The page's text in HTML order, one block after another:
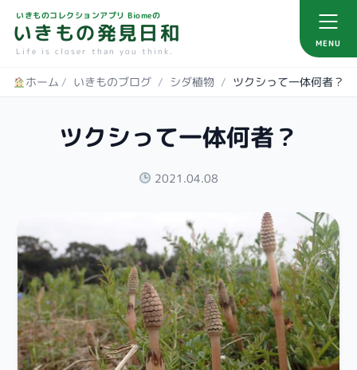
いきものコレクションアプリ Biomeの
いきもの発見日和
Life is closer than you think.
MENU
ホーム / いきものブログ / シダ植物 / ツクシって一体何者？
ツクシって一体何者？
2021.04.08